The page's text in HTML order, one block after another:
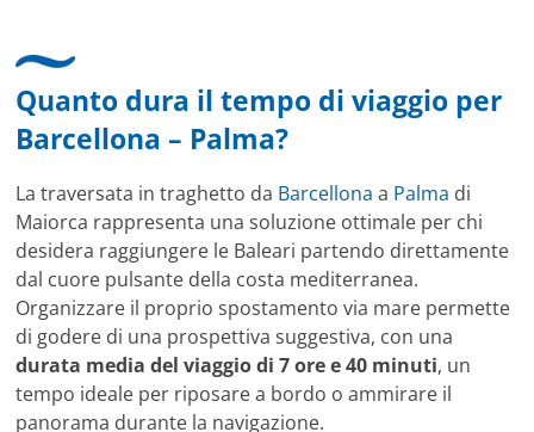
Quanto dura il tempo di viaggio per
Barcellona – Palma?
La traversata in traghetto da Barcellona a Palma di
Maiorca rappresenta una soluzione ottimale per chi
desidera raggiungere le Baleari partendo direttamente
dal cuore pulsante della costa mediterranea.
Organizzare il proprio spostamento via mare permette
di godere di una prospettiva suggestiva, con una
durata media del viaggio di 7 ore e 40 minuti, un
tempo ideale per riposare a bordo o ammirare il
panorama durante la navigazione.